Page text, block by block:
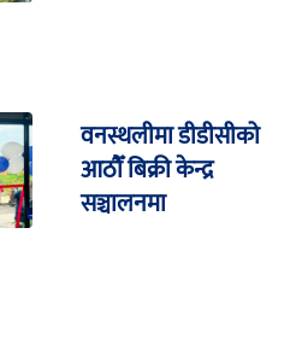
वनस्थलीमा डीडीसीको
आठौँ बिक्री केन्द्र
सञ्चालनमा